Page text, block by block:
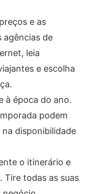
e as
agências de
leia
e escolha
à época do ano.
podem
disponibilidade
o itinerário e
Tire todas as suas